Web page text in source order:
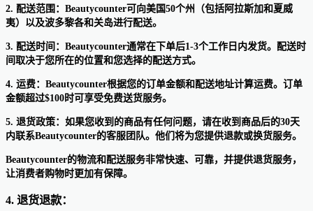
2. 配送范围：Beautycounter可向美国50个州（包括阿拉斯加和夏威
夷）以及波多黎各和关岛进行配送。
3. 配送时间：Beautycounter通常在下单后1-3个工作日内发货。配送时
间取决于您所在的位置和您选择的配送方式。
4. 运费：Beautycounter根据您的订单金额和配送地址计算运费。订单
金额超过$100时可享受免费送货服务。
5. 退货政策：如果您收到的商品有任何问题，请在收到商品后的30天
内联系Beautycounter的客服团队。他们将为您提供退款或换货服务。
Beautycounter的物流和配送服务非常快速、可靠，并提供退货服务，
让消费者购物时更加有保障。
4. 退货退款：